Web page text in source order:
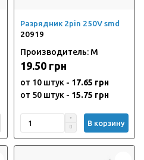
Разрядник 2pin 250V smd
20919
Производитель: M
19.50 грн
от 10 штук - 17.65 грн
от 50 штук - 15.75 грн
В корзину